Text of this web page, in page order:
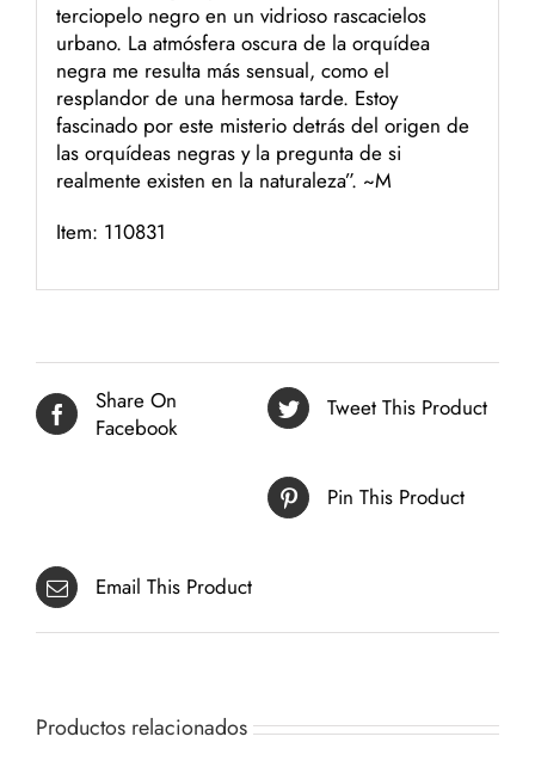
terciopelo negro en un vidrioso rascacielos
urbano. La atmósfera oscura de la orquídea
negra me resulta más sensual, como el
resplandor de una hermosa tarde. Estoy
fascinado por este misterio detrás del origen de
las orquídeas negras y la pregunta de si
realmente existen en la naturaleza”. ~M
Item: 110831
Share On
Facebook
Tweet This Product
Pin This Product
Email This Product
Productos relacionados